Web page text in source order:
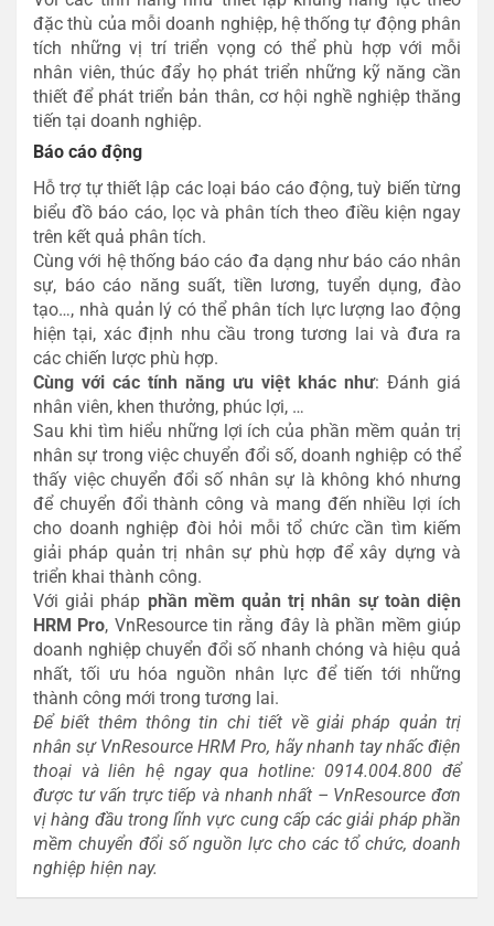
đặc thù của mỗi doanh nghiệp, hệ thống tự động phân
tích những vị trí triển vọng có thể phù hợp với mỗi
nhân viên, thúc đẩy họ phát triển những kỹ năng cần
thiết để phát triển bản thân, cơ hội nghề nghiệp thăng
tiến tại doanh nghiệp.
Báo cáo động
Hỗ trợ tự thiết lập các loại báo cáo động, tuỳ biến từng
biểu đồ báo cáo, lọc và phân tích theo điều kiện ngay
trên kết quả phân tích.
Cùng với hệ thống báo cáo đa dạng như báo cáo nhân
sự, báo cáo năng suất, tiền lương, tuyển dụng, đào
tạo…, nhà quản lý có thể phân tích lực lượng lao động
hiện tại, xác định nhu cầu trong tương lai và đưa ra
các chiến lược phù hợp.
Cùng với các tính năng ưu việt khác như: Đánh giá
nhân viên, khen thưởng, phúc lợi, …
Sau khi tìm hiểu những lợi ích của phần mềm quản trị
nhân sự trong việc chuyển đổi số, doanh nghiệp có thể
thấy việc chuyển đổi số nhân sự là không khó nhưng
để chuyển đổi thành công và mang đến nhiều lợi ích
cho doanh nghiệp đòi hỏi mỗi tổ chức cần tìm kiếm
giải pháp quản trị nhân sự phù hợp để xây dựng và
triển khai thành công.
Với giải pháp phần mềm quản trị nhân sự toàn diện
HRM Pro, VnResource tin rằng đây là phần mềm giúp
doanh nghiệp chuyển đổi số nhanh chóng và hiệu quả
nhất, tối ưu hóa nguồn nhân lực để tiến tới những
thành công mới trong tương lai.
Để biết thêm thông tin chi tiết về giải pháp quản trị
nhân sự VnResource HRM Pro, hãy nhanh tay nhấc điện
thoại và liên hệ ngay qua hotline: 0914.004.800 để
được tư vấn trực tiếp và nhanh nhất – VnResource đơn
vị hàng đầu trong lĩnh vực cung cấp các giải pháp phần
mềm chuyển đổi số nguồn lực cho các tổ chức, doanh
nghiệp hiện nay.